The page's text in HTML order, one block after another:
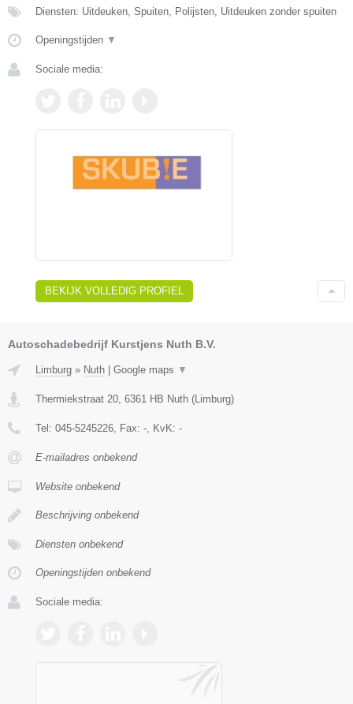
Diensten: Uitdeuken, Spuiten, Polijsten, Uitdeuken zonder spuiten
Openingstijden ▼
Sociale media:
BEKIJK VOLLEDIG PROFIEL
Autoschadebedrijf Kurstjens Nuth B.V.
Limburg » Nuth | Google maps ▼
Thermiekstraat 20 6361 HB Nuth (Limburg)
Tel: 045-5245226 , Fax: - , KvK: -
E-mailadres onbekend
Website onbekend
Beschrijving onbekend
Diensten onbekend
Openingstijden onbekend
Sociale media: